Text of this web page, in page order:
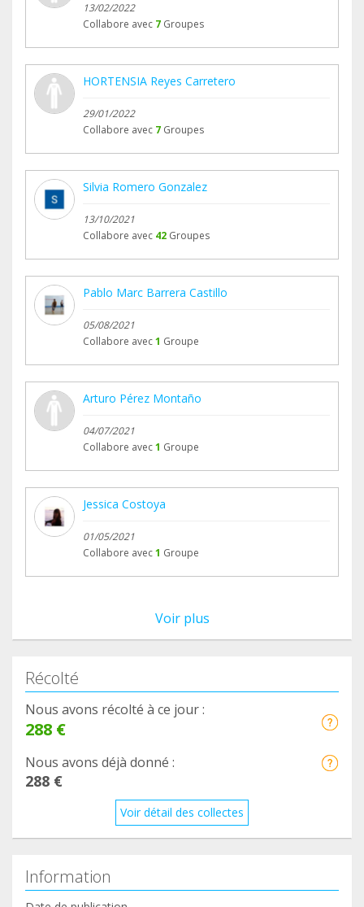
13/02/2022
Collabore avec 7 Groupes
HORTENSIA Reyes Carretero
29/01/2022
Collabore avec 7 Groupes
Silvia Romero Gonzalez
13/10/2021
Collabore avec 42 Groupes
Pablo Marc Barrera Castillo
05/08/2021
Collabore avec1 Groupe
Arturo Pérez Montaño
04/07/2021
Collabore avec1 Groupe
Jessica Costoya
01/05/2021
Collabore avec1 Groupe
Voir plus
Récolté
Nous avons récolté à ce jour :
288 €
Nous avons déjà donné :
288 €
Voir détail des collectes
Information